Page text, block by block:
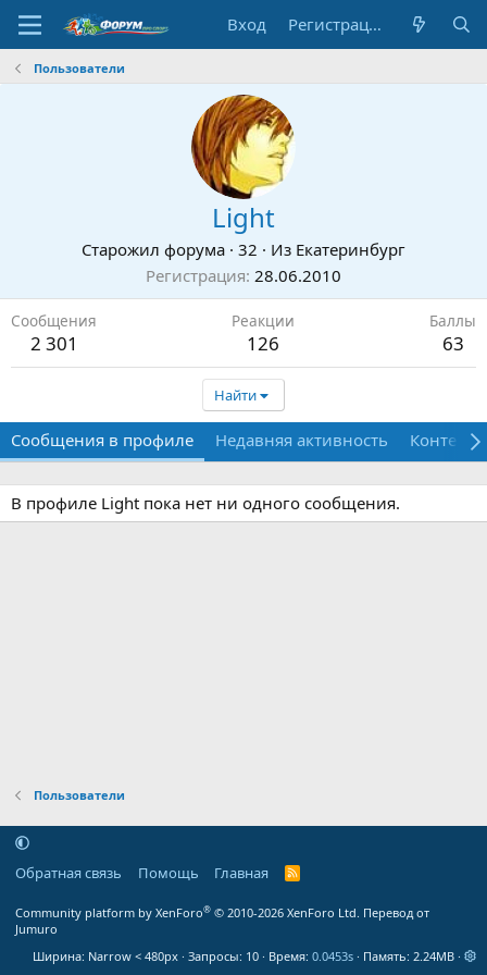
Вход Регистрация
Пользователи
Light
Старожил форума · 32 · Из Екатеринбург
Регистрация 28.06.2010
Сообщения
2 301
Реакции
126
Баллы
63
Найти
Сообщения в профиле Недавняя активность Контент
В профиле Light пока нет ни одного сообщения.
Пользователи
Обратная связь Помощь Главная
R
Community platform by XenForo® © 2010-2026 XenForo Ltd. Перевод от
Jumuro
Ширина
Запросы 10 Время 0.0453s Память 2.24MB